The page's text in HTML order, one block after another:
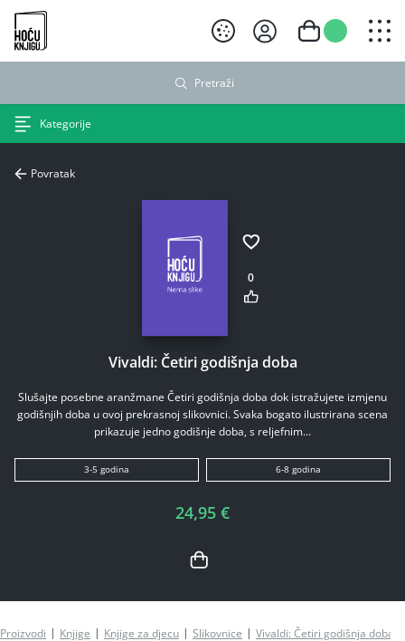
Hoću knjigu crni logo
Pretraži
Kategorije
Povratak
0
Vivaldi: Četiri godišnja doba
Slušajte posebne aranžmane Četiri godišnja doba dok istražujete izmjenu
godišnjih doba u ovoj prekrasnoj slikovnici. Svaka bogato ilustrirana scena
prikazuje jedno godišnje doba, s reljefnim...
3-5 godina 6-8 godina
24,95 €
Proizvodi Knjige Knjige za djecu Slikovnice Vivaldi: Četiri godišnja doba